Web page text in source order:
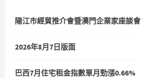
陽江市經貿推介會暨澳門企業家座談會
2026年8月7日版面
巴西7月住宅租金指數單月勁漲0.66%